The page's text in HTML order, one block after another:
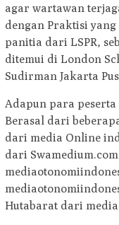
agar wartawan
dengan Praktisi
panitia dari LSPR,
ditemui di London
Sudirman Jakarta
Adapun para peserta
Berasal dari
dari media Online
dari
Hutabarat dari